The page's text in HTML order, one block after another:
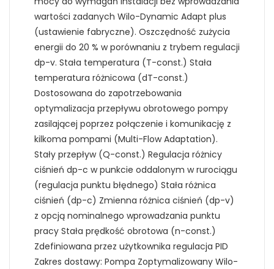
wartości zadanych Wilo-Dynamic Adapt plus
(ustawienie fabryczne). Oszczędność zużycia
energii do 20 % w porównaniu z trybem regulacji
dp-v. Stała temperatura (T-const.) Stała
temperatura różnicowa (dT-const.)
Dostosowana do zapotrzebowania
optymalizacja przepływu obrotowego pompy
zasilającej poprzez połączenie i komunikację z
kilkoma pompami (Multi-Flow Adaptation).
Stały przepływ (Q-const.) Regulacja różnicy
ciśnień dp-c w punkcie oddalonym w rurociągu
(regulacja punktu błędnego) Stała różnica
ciśnień (dp-c) Zmienna różnica ciśnień (dp-v)
z opcją nominalnego wprowadzania punktu
pracy Stała prędkość obrotowa (n-const.)
Zdefiniowana przez użytkownika regulacja PID
Zakres dostawy: Pompa Zoptymalizowany Wilo-